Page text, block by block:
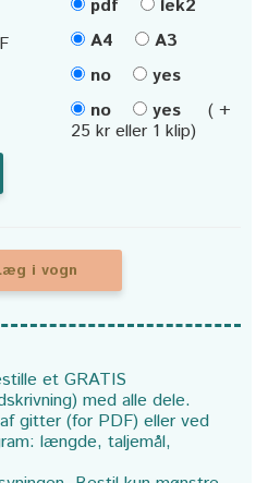
pdf
lek2
A4
A3
no
yes
no yes
( +
25 kr eller 1 klip)
i vogn
et GRATIS
med alle dele.
gitter (for PDF) eller ved
længde, taljemål,